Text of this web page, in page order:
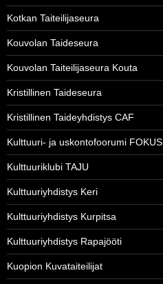
Kotkan Taiteilijaseura
Kouvolan Taideseura
Kouvolan Taiteilijaseura Kouta
Kristillinen Taideseura
Kristillinen Taideyhdistys CAF
Kulttuuri- ja uskontofoorumi FOKUS
Kulttuuriklubi TAJU
Kulttuuriyhdistys Keri
Kulttuuriyhdistys Kurpitsa
Kulttuuriyhdistys Rapajööti
Kuopion Kuvataiteilijat